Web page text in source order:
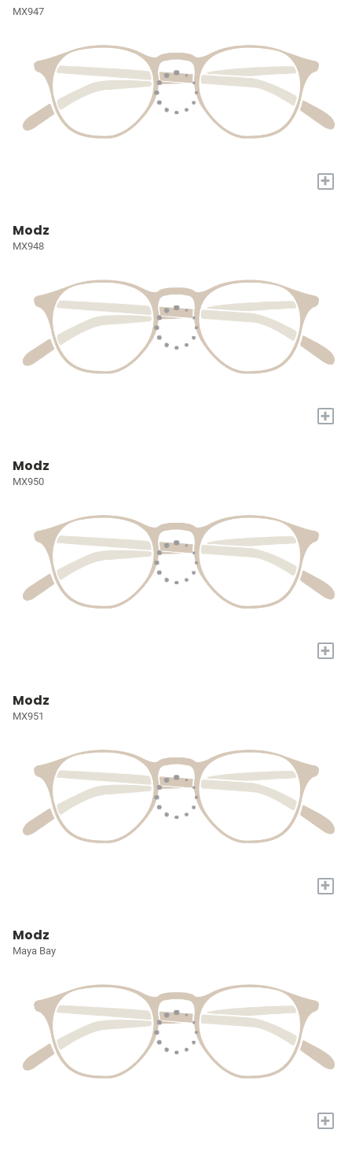
MX947
+
Modz
MX948
+
Modz
MX950
+
Modz
MX951
+
Modz
Maya Bay
+